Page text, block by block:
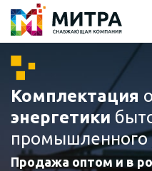
Комплектация
энергетики
промышленного
Продажа оптом и в